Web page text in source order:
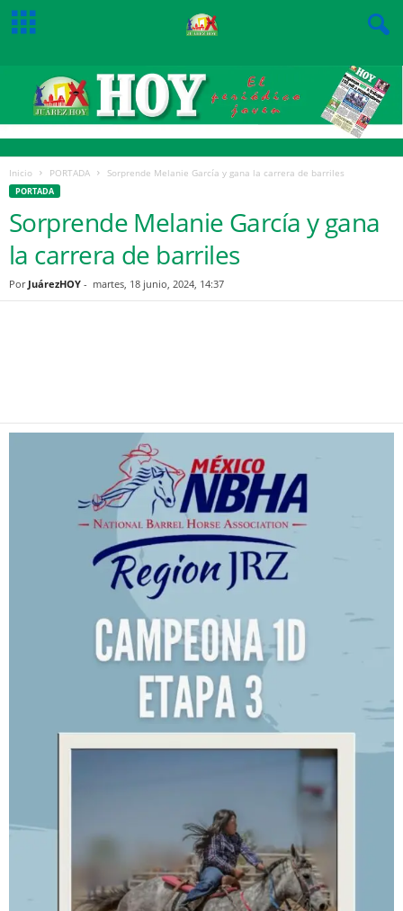
Inicio PORTADA Sorprende Melanie García y gana la carrera de barriles
PORTADA
Sorprende Melanie García y gana
la carrera de barriles
Por JuárezHOY - martes, 18 junio, 2024, 14:37